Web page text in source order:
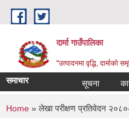
Skip to main content
दार्मा गाउँपालिका
"उत्पादनमा वृद्धि, दार्माको
समाचार सूचना
You are here
Home » लेखा परीक्षण प्रतिवेदन